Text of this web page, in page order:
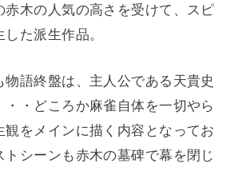
赤木の人気の高さを受けて、スピ
た派生作品。
物語終盤は、主人公である天貴史
・・どころか麻雀自体を一切やら
観をメインに描く内容となってお
トシーンも赤木の墓碑で幕を閉じ